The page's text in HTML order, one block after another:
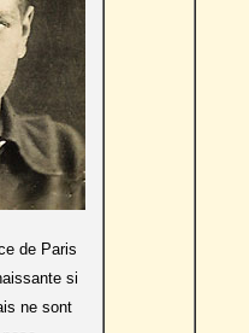
de Paris
si
ne sont